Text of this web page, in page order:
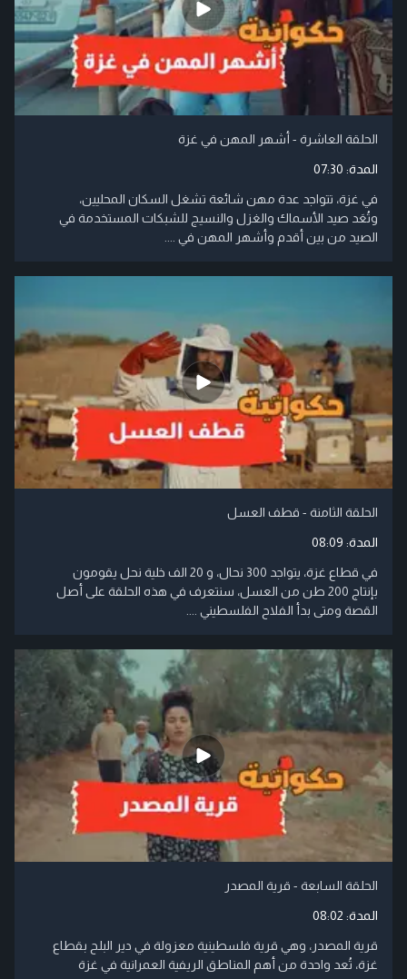
الحلقة العاشرة - أشهر المهن في غزة
المدة: 07:30
في غزة، تتواجد عدة مهن شائعة تشغل السكان المحليين،
وتُعَد صيد الأسماك والغزل والنسيج للشبكات المستخدمة في
الصيد من بين أقدم وأشهر المهن في ....
الحلقة الثامنة - قطف العسل
المدة: 08:09
في قطاع غزة، يتواجد 300 نحال، و 20 الف خلية نحل يقومون
بإنتاج 200 طن من العسل، سنتعرف في هذه الحلقة على أصل
القصة ومتى بدأ الفلاح الفلسطيني ....
الحلقة السابعة - قرية المصدر
المدة: 08:02
قرية المصدر، وهي قرية فلسطينية معزولة في دير البلح بقطاع
غزة، تُعد واحدة من أهم المناطق الريفية العمرانية في غزة